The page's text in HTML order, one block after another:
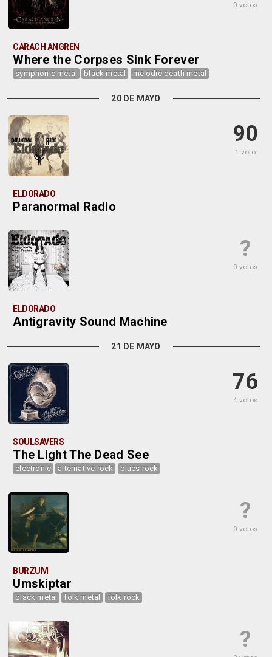
0 votos
CARACH ANGREN
Where the Corpses Sink Forever
symphonic metal black metal melodic death metal
20 DE MAYO
90
1 voto
ELDORADO
Paranormal Radio
?
0 votos
ELDORADO
Antigravity Sound Machine
21 DE MAYO
76
4 votos
SOULSAVERS
The Light The Dead See
electronic alternative rock blues rock
?
0 votos
BURZUM
Umskiptar
black metal folk metal folk rock
?